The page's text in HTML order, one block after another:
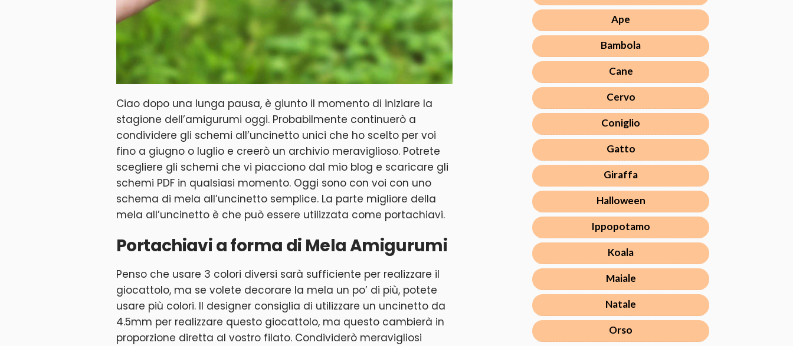
Ciao dopo una lunga pausa, è giunto il momento di iniziare la
stagione dell’amigurumi oggi. Probabilmente continuerò a
condividere gli schemi all’uncinetto unici che ho scelto per voi
fino a giugno o luglio e creerò un archivio meraviglioso. Potrete
scegliere gli schemi che vi piacciono dal mio blog e scaricare gli
schemi PDF in qualsiasi momento. Oggi sono con voi con uno
schema di mela all’uncinetto semplice. La parte migliore della
mela all’uncinetto è che può essere utilizzata come portachiavi.
Portachiavi a forma di Mela Amigurumi
Penso che usare 3 colori diversi sarà sufficiente per realizzare il
giocattolo, ma se volete decorare la mela un po’ di più, potete
usare più colori. Il designer consiglia di utilizzare un uncinetto da
4.5mm per realizzare questo giocattolo, ma questo cambierà in
proporzione diretta al vostro filato. Condividerò meravigliosi
Ape
Bambola
Cane
Cervo
Coniglio
Gatto
Giraffa
Halloween
Ippopotamo
Koala
Maiale
Natale
Orso